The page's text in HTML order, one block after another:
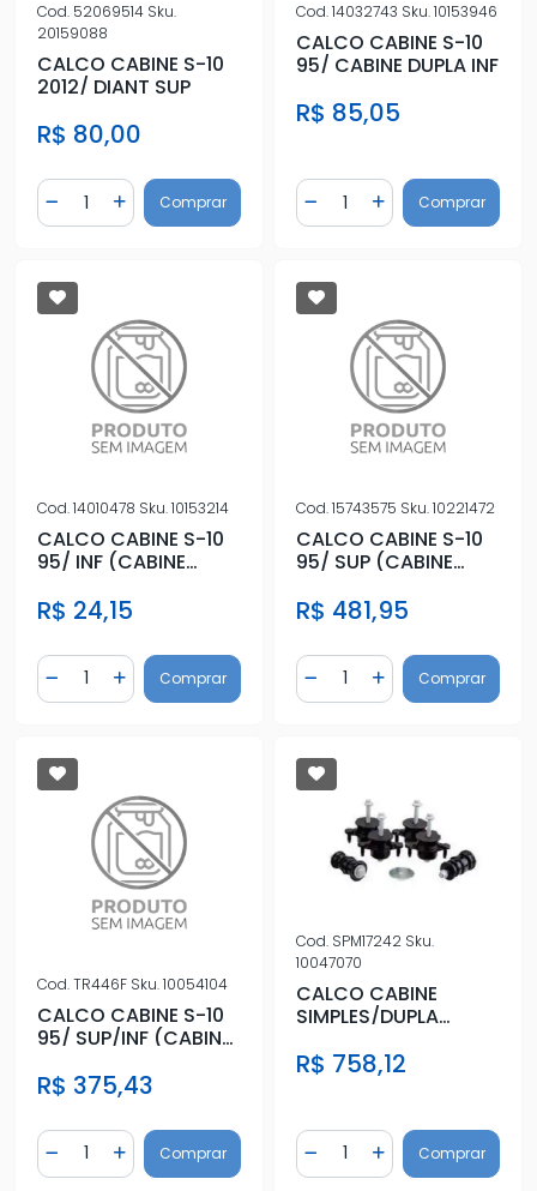
Cod. 52069514 Sku.
20159088
CALCO CABINE S-10
2012/ DIANT SUP
R$ 80,00
Diminuir Quantidade
Quantidade
Adicionar Quantidade
Comprar
Cod.14032743 Sku.10153946
CALCO CABINE S-10
95/ CABINE DUPLA INF
R$ 85,05
Diminuir Quantidade
Quantidade
AdicionarComprar
Cod.14010478 Sku.10153214
CALCO CABINE S-10
95/ INF (CABINE
R$ 24,15
Diminuir Quantidade
Quantidade
Adicionar Quantidade
Comprar
Cod.15743575 Sku.10221472
CALCO CABINE S-10
95/ SUP (CABINE
R$ 481,95
Diminuir Quantidade
Quantidade
AdicionarComprar
Cod.TR446F Sku.10054104
CALCO CABINE S-10
95/ SUP/INF (CABINE
FERRAGENS
R$ 375,43
Diminuir Quantidade
Quantidade
Adicionar Quantidade
Comprar
Cod. SPM17242 Sku.
10047070
CALCO CABINE
SIMPLES/DUPLA
R$ 758,12
Diminuir Quantidade
Quantidade
AdicionarComprar